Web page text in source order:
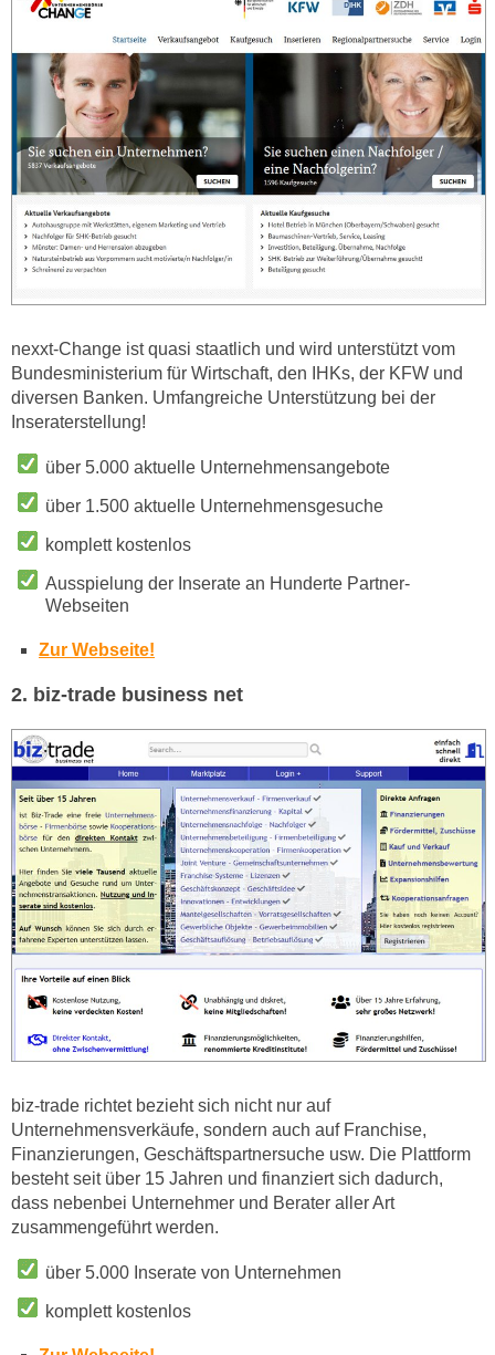
nexxt-Change ist quasi staatlich und wird unterstützt vom
Bundesministerium für Wirtschaft, den IHKs, der KFW und
diversen Banken. Umfangreiche Unterstützung bei der
Inseraterstellung!
über 5.000 aktuelle Unternehmensangebote
über 1.500 aktuelle Unternehmensgesuche
komplett kostenlos
Ausspielung der Inserate an Hunderte Partner-
Webseiten
Zur Webseite!
2. biz-trade business net
biz-trade richtet bezieht sich nicht nur auf
Unternehmensverkäufe, sondern auch auf Franchise,
Finanzierungen, Geschäftspartnersuche usw. Die Plattform
besteht seit über 15 Jahren und finanziert sich dadurch,
dass nebenbei Unternehmer und Berater aller Art
zusammengeführt werden.
über 5.000 Inserate von Unternehmen
komplett kostenlos